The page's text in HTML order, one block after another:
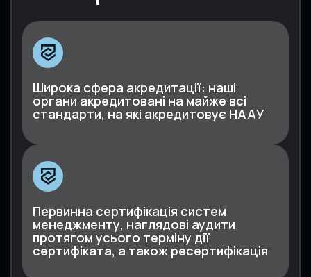
Широка сфера акредитації: наші
органи акредитовані на майже всі
стандарти, на які акредитовує НААУ
Первинна сертифікація систем
менеджменту, наглядові аудити
протягом усього терміну дії
сертифіката, а також ресертифікація